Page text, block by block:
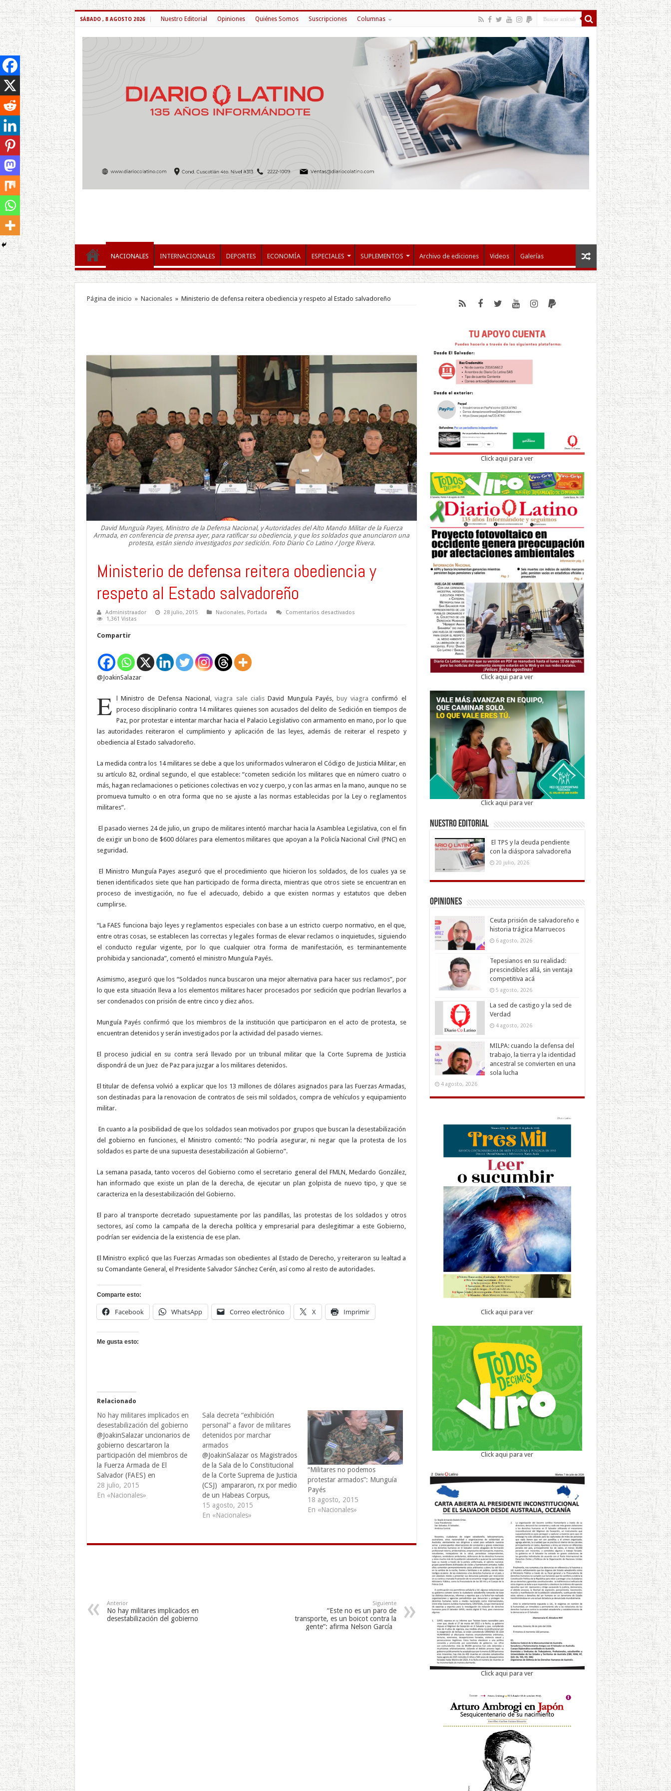
SÁBADO , 8 AGOSTO 2026 Nuestro Editorial Opiniones Quiénes Somos Suscripciones Columnas
NACIONALES INTERNACIONALES DEPORTES ECONOMÍA ESPECIALES SUPLEMENTOS Archivo de ediciones Videos Galerías
Página de inicio » Nacionales » Ministerio de defensa reitera obediencia y respeto al Estado salvadoreño
David Munguía Payes, Ministro de la Defensa Nacional, y Autoridades del Alto Mando Militar de la Fuerza
Armada, en conferencia de prensa ayer, para ratificar su obediencia, y que los soldados que anunciaron una
protesta, están siendo investigados por sedición. Foto Diario Co Latino / Jorge Rivera.
Ministerio de defensa reitera obediencia y
respeto al Estado salvadoreño
Administraador 28 julio, 2015 Nacionales, Portada Comentarios desactivadosen
1,361 Vistas
Compartir
@JoakinSalazar
E l Ministro de Defensa Nacional,viagra sale cialis David Munguía Payés,buy viagra confirmó el
proceso disciplinario contra 14 militares quienes son acusados del delito de Sedición en tiempos de
Paz, por protestar e intentar marchar hacia el Palacio Legislativo con armamento en mano, por lo que
las autoridades reiteraron el cumplimiento y aplicación de las leyes, además de reiterar el respeto y
obediencia al Estado salvadoreño.
La medida contra los 14 militares se debe a que los uniformados vulneraron el Código de Justicia Militar, en
su artículo 82, ordinal segundo, el que establece: “cometen sedición los militares que en número cuatro o
más, hagan reclamaciones o peticiones colectivas en voz y cuerpo, y con las armas en la mano, aunque no se
promueva tumulto o en otra forma que no se ajuste a las normas establecidas por la Ley o reglamentos
militares”.
El pasado viernes 24 de julio, un grupo de militares intentó marchar hacia la Asamblea Legislativa, con el fin
de exigir un bono de $600 dólares para elementos militares que apoyan a la Policía Nacional Civil (PNC) en
seguridad.
El Ministro Munguía Payes aseguró que el procedimiento que hicieron los soldados, de los cuales ya se
tienen identificados siete que han participado de forma directa, mientras que otros siete se encuentran en
proceso de investigación, no fue el adecuado, debido a que existen normas y estatutos que deben
cumplirse.
“La FAES funciona bajo leyes y reglamentos especiales con base a un estricto cuerpo normativo, en el que,
entre otras cosas, se establecen las correctas y legales formas de elevar reclamos o inquietudes, siguiendo
el conducto regular vigente, por lo que cualquier otra forma de manifestación, es terminantemente
prohibida y sancionada”, comentó el ministro Munguía Payés.
Asimismo, aseguró que los “Soldados nunca buscaron una mejor alternativa para hacer sus reclamos”, por
lo que esta situación lleva a los elementos militares hacer procesados por sedición que podrían llevarlos a
ser condenados con prisión de entre cinco y diez años.
Munguía Payés confirmó que los miembros de la institución que participaron en el acto de protesta, se
encuentran detenidos y serán investigados por la actividad del pasado viernes.
El proceso judicial en su contra será llevado por un tribunal militar que la Corte Suprema de Justicia
dispondrá de un Juez de Paz para juzgar a los militares detenidos.
El titular de defensa volvió a explicar que los 13 millones de dólares asignados para las Fuerzas Armadas,
son destinadas para la renovacion de contratos de seis mil soldados, compra de vehículos y equipamiento
militar.
En cuanto a la posibilidad de que los soldados sean motivados por grupos que buscan la desestabilización
del gobierno en funciones, el Ministro comentó: “No podría asegurar, ni negar que la protesta de los
soldados es parte de una supuesta desestabilización al Gobierno”.
La semana pasada, tanto voceros del Gobierno como el secretario general del FMLN, Medardo González,
han informado que existe un plan de la derecha, de ejecutar un plan golpista de nuevo tipo, y que se
caracteriza en la desestabilización del Gobierno.
El paro al transporte decretado supuestamente por las pandillas, las protestas de los soldados y otros
sectores, así como la campaña de la derecha política y empresarial para deslegitimar a este Gobierno,
podrían ser evidencia de la existencia de ese plan.
El Ministro explicó que las Fuerzas Armadas son obedientes al Estado de Derecho, y reiteraron su lealtad a
su Comandante General, el Presidente Salvador Sánchez Cerén, así como al resto de autoridades.
Comparte esto:
Facebook WhatsApp Correo electrónico X Imprimir
Me gusta esto:
Relacionado
No hay militares implicados en
desestabilización del gobierno
@JoakinSalazar uncionarios de
gobierno descartaron la
participación del miembros de
la Fuerza Armada de El
Salvador (FAES) en
operaciones de
desestabilización, mind
de la Presidencia Eugenio
28 julio, 2015
En «Nacionales»
Sala decreta “exhibición
personal” a favor de militares
detenidos por marchar
armados
@JoakinSalazar os Magistrados
de la Sala de lo Constitucional
de la Corte Suprema de Justicia
(CSJ) ampararon, rx por medio
de un Habeas Corpus,
sildenafil a 14 soldados que
fueron detenidos por el delito
marchar con armamento en
15 agosto, 2015
En «Nacionales»
“Militares no podemos
protestar armados”: Munguía
Payés
18 agosto, 2015
En «Nacionales»
Anterior
No hay militares implicados en
desestabilización del gobierno
Siguiente
“Este no es un paro de
transporte, es un boicot contra la
gente”: afirma Nelson García
Click aqui para ver
Click aqui para ver
Click aqui para ver
Nuestro Editorial
El TPS y la deuda pendiente
con la diáspora salvadoreña
20 julio, 2026
Opiniones
Ceuta prisión de salvadoreño e
historia trágica Marruecos
6 agosto, 2026
Tepesianos en su realidad:
prescindibles allá, sin ventaja
competitiva acá
5 agosto, 2026
La sed de castigo y la sed de
Verdad
4 agosto, 2026
MILPA: cuando la defensa del
trabajo, la tierra y la identidad
ancestral se convierten en una
sola lucha
4 agosto, 2026
Click aqui para ver
Click aqui para ver
Click aqui para ver